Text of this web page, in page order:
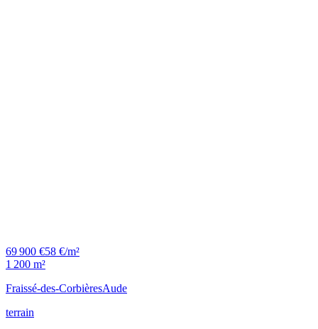
69 900 €58 €/m²
1 200 m²
Fraissé-des-CorbièresAude
terrain